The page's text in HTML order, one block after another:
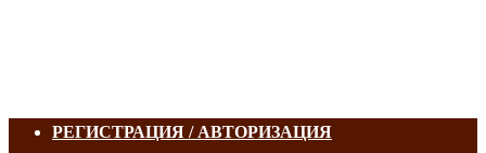
РЕГИСТРАЦИЯ / АВТОРИЗАЦИЯ